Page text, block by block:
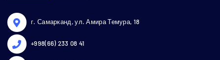
г. Самарканд, ул. Амира Темура, 18
+998(66) 233 08 41